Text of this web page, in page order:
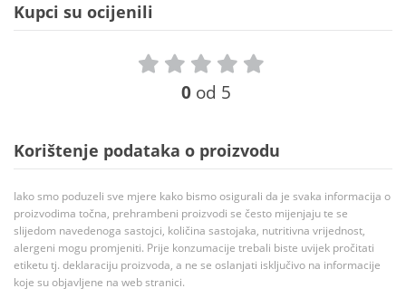
Kupci su ocijenili
0 od 5
Korištenje podataka o proizvodu
Iako smo poduzeli sve mjere kako bismo osigurali da je svaka informacija o
proizvodima točna, prehrambeni proizvodi se često mijenjaju te se
slijedom navedenoga sastojci, količina sastojaka, nutritivna vrijednost,
alergeni mogu promjeniti. Prije konzumacije trebali biste uvijek pročitati
etiketu tj. deklaraciju proizvoda, a ne se oslanjati isključivo na informacije
koje su objavljene na web stranici.